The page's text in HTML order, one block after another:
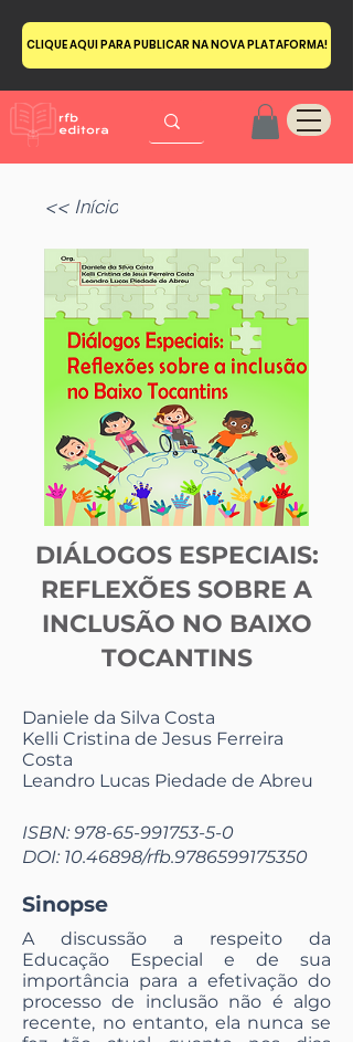
CLIQUE AQUI PARA PUBLICAR NA NOVA PLATAFORMA!
<< Início
DIÁLOGOS ESPECIAIS:
REFLEXÕES SOBRE A
INCLUSÃO NO BAIXO
TOCANTINS
Daniele da Silva Costa
Kelli Cristina de Jesus Ferreira
Costa
Leandro Lucas Piedade de Abreu
ISBN:978-65-991753-5-0
DOI: 10.46898/rfb.9786599175350
Sinopse
A discussão a respeito da
Educação Especial e de sua
importância para a efetivação do
processo de inclusão não é algo
recente, no entanto, ela nunca se